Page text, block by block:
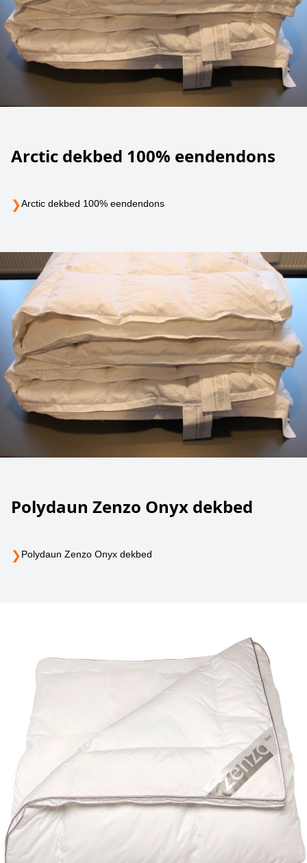
Arctic dekbed 100% eendendons
❯Arctic dekbed 100% eendendons
Polydaun Zenzo Onyx dekbed
❯Polydaun Zenzo Onyx dekbed